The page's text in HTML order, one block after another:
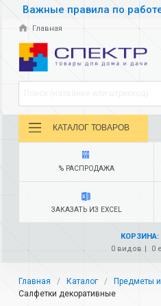
Важные правила по
Главная
КАТАЛОГ ТОВАРОВ
% РАСПРОДАЖА
ЗАКАЗАТЬ ИЗ EXCEL
КОРЗИНА:
0 видов
0
Главная Каталог Предметы
Салфетки декоративные